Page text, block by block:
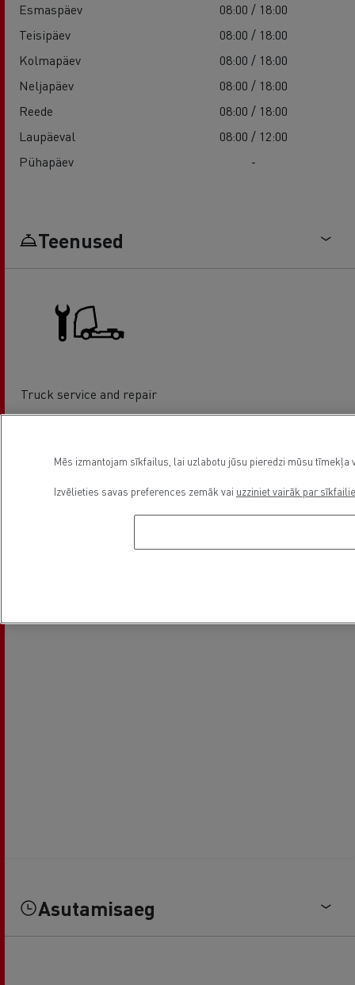
Esmaspäev
08:00 / 18:00
Teisipäev
08:00 / 18:00
Kolmapäev
08:00 / 18:00
Neljapäev
08:00 / 18:00
Reede
08:00 / 18:00
Laupäeval
08:00 / 12:00
Pühapäev
-
Teenused
Truck service and repair
Asukoht
Asutamisaeg
Mēs izmantojam sīkfailus, lai uzlabotu jūsu pieredzi mūsu
Izvēlieties savas preferences zemāk vai uzziniet vairāk par